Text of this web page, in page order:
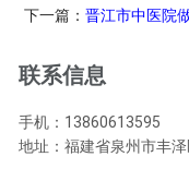
下一篇：晋江市中医院
联系信息
手机：13860613595
地址：福建省泉州市丰